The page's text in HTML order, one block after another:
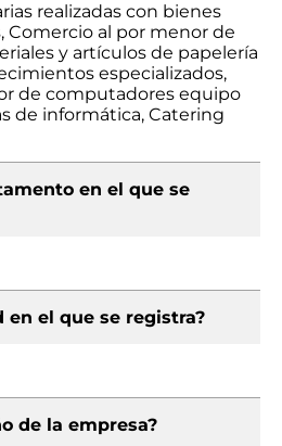
realizadas con bienes
Comercio al por menor de
y artículos de papelería
especializados,
de computadores equipo
de informática, Catering
en el que se
en el que se registra?
de la empresa?